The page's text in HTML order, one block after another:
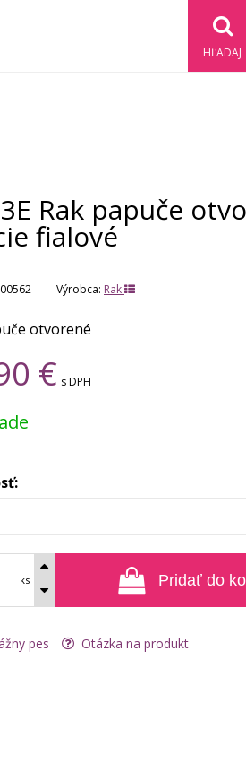
HĽADAJ
Rak papuče
fialové
00562 Výrobca: Rak
otvorené
€ s DPH
ks Pridať do
pes Otázka na produkt